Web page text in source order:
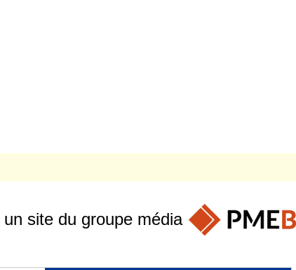
un site du groupe média